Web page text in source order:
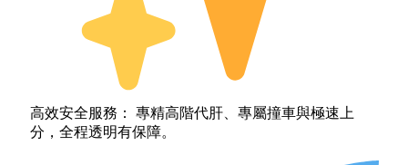
高效安全服務： 專精高階代肝、專屬撞車與極速上
分，全程透明有保障。